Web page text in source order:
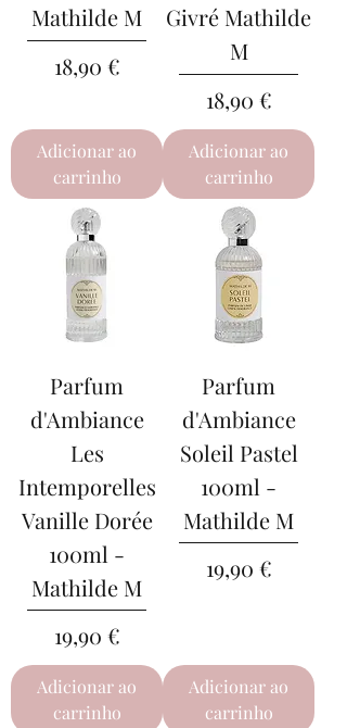
Mathilde M
Preço
18,90 €
Adicionar ao
carrinho
Givré Mathilde
M
Preço
18,90 €
Adicionar ao
carrinho
Parfum
d'Ambiance
Les
Intemporelles
Vanille Dorée
100ml -
Mathilde M
Preço
19,90 €
Adicionar ao
carrinho
Parfum
d'Ambiance
Soleil Pastel
100ml -
Mathilde M
Preço
19,90 €
Adicionar ao
carrinho